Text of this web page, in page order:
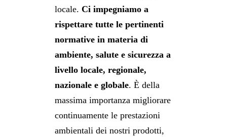
locale. Ci impegniamo a
rispettare tutte le pertinenti
normative in materia di
ambiente, salute e sicurezza a
livello locale, regionale,
nazionale e globale. È della
massima importanza migliorare
continuamente le prestazioni
ambientali dei nostri prodotti,